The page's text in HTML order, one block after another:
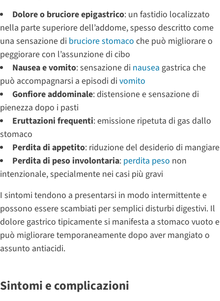
Dolore o bruciore epigastrico: un fastidio localizzato
nella parte superiore dell’addome, spesso descritto come
una sensazione di bruciore stomaco che può migliorare o
peggiorare con l’assunzione di cibo
Nausea e vomito: sensazione di nausea gastrica che
può accompagnarsi a episodi divomito
Gonfiore addominale: distensione e sensazione di
pienezza dopo i pasti
Eruttazioni frequenti: emissione ripetuta di gas dallo
stomaco
Perdita di appetito: riduzione del desiderio di mangiare
Perdita di peso involontaria: perdita peso non
intenzionale, specialmente nei casi più gravi
I sintomi tendono a presentarsi in modo intermittente e
possono essere scambiati per semplici disturbi digestivi. Il
dolore gastrico tipicamente si manifesta a stomaco vuoto e
può migliorare temporaneamente dopo aver mangiato o
assunto antiacidi.
Sintomi e complicazioni